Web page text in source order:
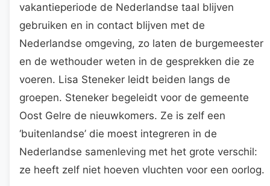
vakantieperiode de Nederlandse taal blijven
gebruiken en in contact blijven met de
Nederlandse omgeving, zo laten de burgemeester
en de wethouder weten in de gesprekken die ze
voeren. Lisa Steneker leidt beiden langs de
groepen. Steneker begeleidt voor de gemeente
Oost Gelre de nieuwkomers. Ze is zelf een
‘buitenlandse’ die moest integreren in de
Nederlandse samenleving met het grote verschil:
ze heeft zelf niet hoeven vluchten voor een oorlog.